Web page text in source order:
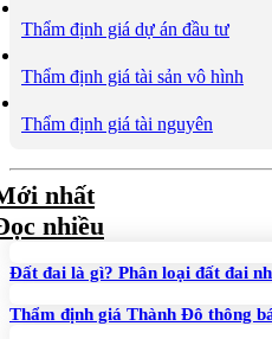
Thẩm định giá dự án đầu tư
Thẩm định giá tài sản vô hình
Thẩm định giá tài nguyên
nhất
nhiều
Đất đai là gì? Phân loại đất đai
Thẩm định giá Thành Đô thông